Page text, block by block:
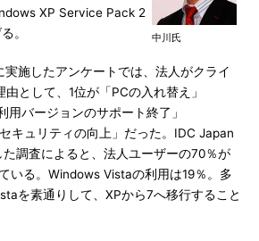
中川氏
XP Service Pack 2
。
施したアンケートでは、法人がクライ
として、1位が「PCの入れ替え」
用バージョンのサポート終了」
キュリティの向上」だった。IDC Japan
た調査によると、法人ユーザーの70％が
いる。Windows Vistaの利用は19％。多
を素通りして、XPから7へ移行すること